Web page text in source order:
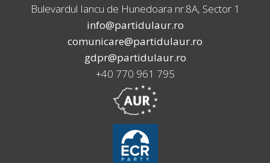
Bulevardul Iancu de Hunedoara nr.8A, Sector 1
info@partidulaur.ro
comunicare@partidulaur.ro
gdpr@partidulaur.ro
+40 770 961 795